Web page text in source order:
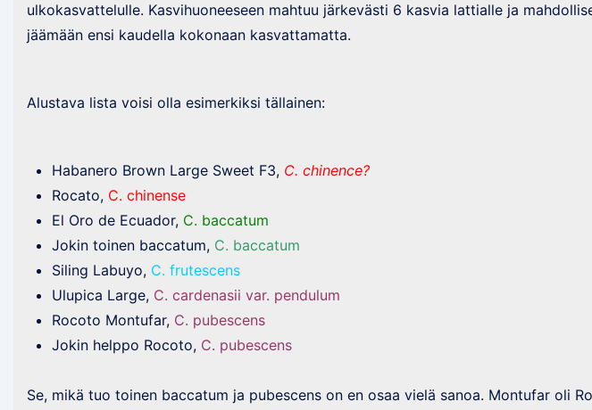
ulkokasvattelulle. Kasvihuoneeseen mahtuu järkevästi 6 kasvia lattialle ja
jäämään ensi kaudella kokonaan kasvattamatta.
Alustava lista voisi olla esimerkiksi tällainen:
Habanero Brown Large Sweet F3, C. chinence?
Rocato, C. chinense
El Oro de Ecuador, C. baccatum
Jokin toinen baccatum, C. baccatum
Siling Labuyo, C. frutescens
Ulupica Large, C. cardenasii var. pendulum
Rocoto Montufar, C. pubescens
Jokin helppo Rocoto, C. pubescens
Se, mikä tuo toinen baccatum ja pubescens on en osaa vielä sanoa. Montufar oli